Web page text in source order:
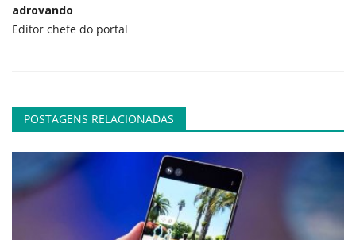
adrovando
Editor chefe do portal
POSTAGENS RELACIONADAS